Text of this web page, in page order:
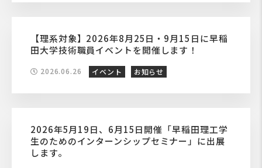
【理系対象】2026年8月25日・9月15日に早稲
田大学技術職員イベントを開催します！
2026.06.26 イベント お知らせ
2026年5月19日、6月15日開催「早稲田理工学
生のためのインターンシップセミナー」に出展
します。